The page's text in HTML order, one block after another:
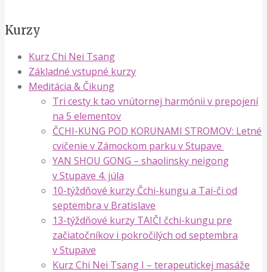
Kurzy
Kurz Chi Nei Tsang
Základné vstupné kurzy
Meditácia & Čikung
Tri cesty k tao vnútornej harmónii v prepojení
na 5 elementov
ČCHI-KUNG POD KORUNAMI STROMOV: Letné
cvičenie v Zámockom parku v Stupave
YAN SHOU GONG – shaolinsky neigong
v Stupave 4. júla
10-týždňové kurzy Čchi-kungu a Tai-či od
septembra v Bratislave
13-týždňové kurzy TAIČI čchi-kungu pre
začiatočníkov i pokročilých od septembra
v Stupave
Kurz Chi Nei Tsang I – terapeutickej masáže